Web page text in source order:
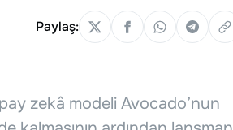
Paylaş:
zekâ modeli Avocado’nun